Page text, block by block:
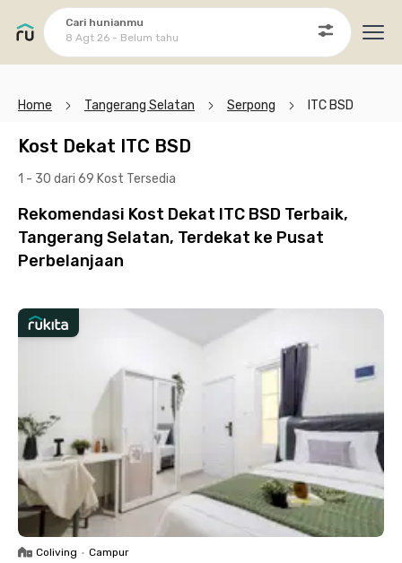
Cari hunianmu
8 Agt 26 - Belum tahu
Home Tangerang Selatan Serpong ITC BSD
Kost Dekat ITC BSD
1 - 30 dari 69 Kost Tersedia
Rekomendasi Kost Dekat ITC BSD Terbaik,
Tangerang Selatan, Terdekat ke Pusat
Perbelanjaan
Coliving • Campur